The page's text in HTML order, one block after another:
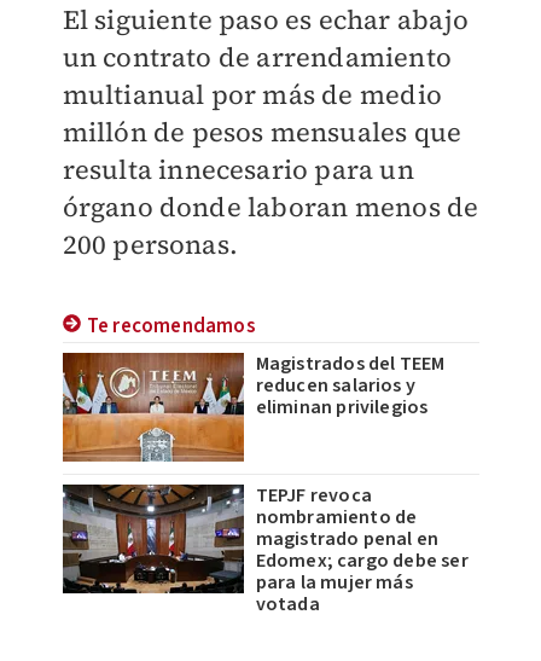
El siguiente paso es echar abajo
un contrato de arrendamiento
multianual por más de medio
millón de pesos mensuales que
resulta innecesario para un
órgano donde laboran menos de
200 personas.
Te recomendamos
Magistrados del TEEM
reducen salarios y
eliminan privilegios
TEPJF revoca
nombramiento de
magistrado penal en
Edomex; cargo debe ser
para la mujer más
votada